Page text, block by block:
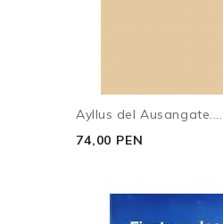
4. Espacios de libertad
Conclusiones
Bibliografía
Ayllus del Ausangate....
74,00 PEN